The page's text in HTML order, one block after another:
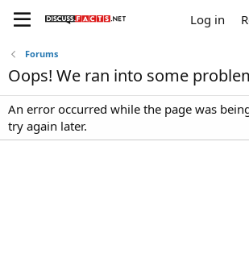
Log in
Forums
Oops! We ran into some
An error occurred while the page was
try again later.